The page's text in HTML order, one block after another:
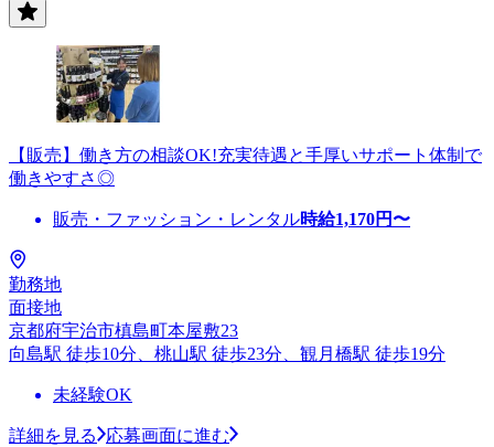
【販売】働き方の相談OK!充実待遇と手厚いサポート体制で
働きやすさ◎
販売・ファッション・レンタル時給1,170円〜
勤務地
面接地
京都府宇治市槙島町本屋敷23
向島駅 徒歩10分、桃山駅 徒歩23分、観月橋駅 徒歩19分
未経験OK
詳細を見る
応募画面に進む